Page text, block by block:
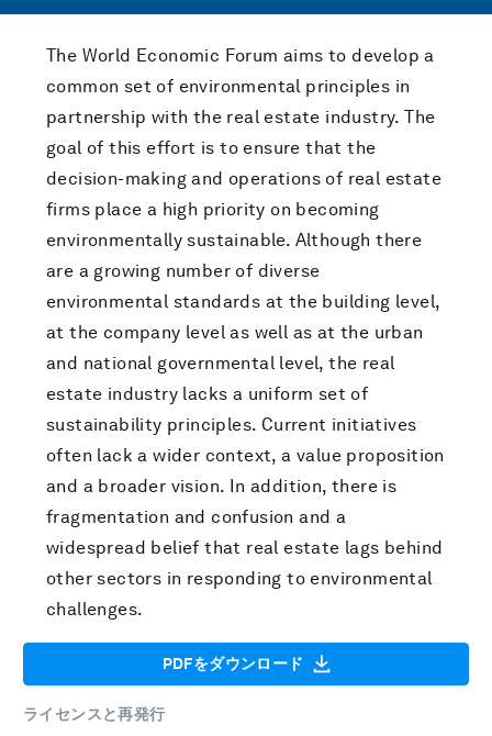
The World Economic Forum aims to develop a
common set of environmental principles in
partnership with the real estate industry. The
goal of this effort is to ensure that the
decision-making and operations of real estate
firms place a high priority on becoming
environmentally sustainable. Although there
are a growing number of diverse
environmental standards at the building level,
at the company level as well as at the urban
and national governmental level, the real
estate industry lacks a uniform set of
sustainability principles. Current initiatives
often lack a wider context, a value proposition
and a broader vision. In addition, there is
fragmentation and confusion and a
widespread belief that real estate lags behind
other sectors in responding to environmental
challenges.
PDFをダウンロード
ライセンスと再発行